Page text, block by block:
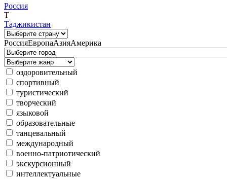
Россия
Т
Таджикистан
РоссияЕвропаАзияАмерика
оздоровительный
спортивный
туристический
творческий
языковой
образовательные
танцевальный
международный
военно-патриотический
экскурсионный
интеллектуальные